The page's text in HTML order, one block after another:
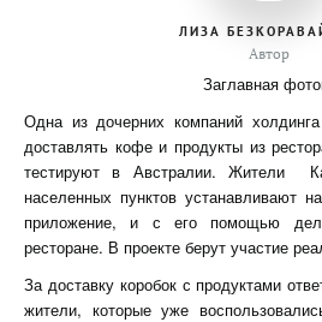
ЛИЗА
Автор
Заглавная
Одна из дочерних компаний
доставлять кофе и продукты из
тестируют в Австралии. Жители
населенных пунктов устанавливают
приложение, и с его помощью
ресторане. В проекте берут участие
За доставку коробок с продуктами
жители, которые уже